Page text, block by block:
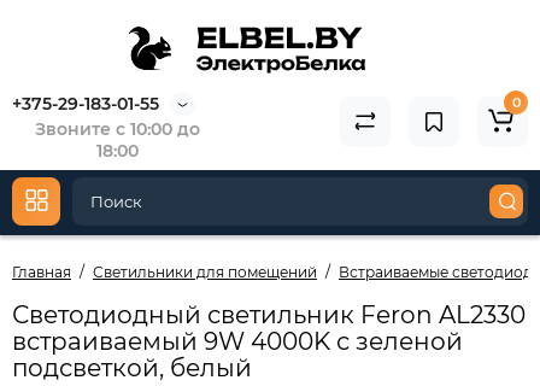
+375-29-183-01-55
Звоните с 10:00 до
18:00
0
Главная Светильники для помещений Встраиваемые
Светодиодный светильник Feron AL2330
встраиваемый 9W 4000K с зеленой
подсветкой, белый